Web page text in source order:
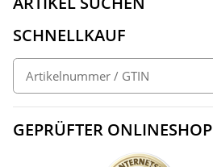
SCHNELLKAUF
GEPRÜFTER ONLINESHOP